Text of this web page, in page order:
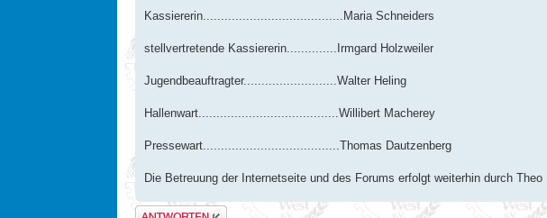
Kassiererin.......................................Maria Schneiders
stellvertretende Kassiererin..............Irmgard Holzweiler
Jugendbeauftragter..........................Walter Heling
Hallenwart.......................................Willibert Macherey
Pressewart......................................Thomas Dautzenberg
Die Betreuung der Internetseite und des Forums erfolgt weiterhin durch Theo
Antwort erstellen